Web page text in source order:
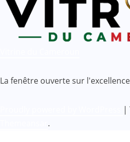
La fenêtre ouverte sur
|
.